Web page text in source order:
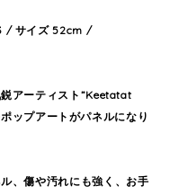
/ サイズ 52cm /
アーティスト”Keetatat
ップアートがパネルになり
、傷や汚れにも強く、お手